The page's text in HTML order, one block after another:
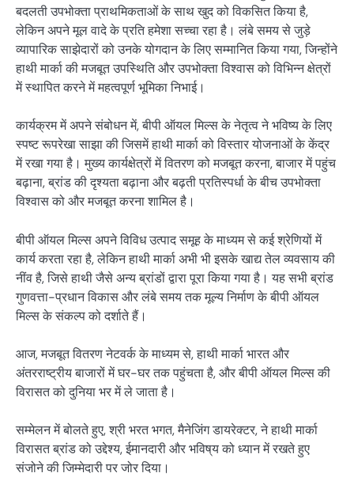
बदलती उपभोक्ता प्राथमिकताओं के साथ खुद को विकसित किया है,
लेकिन अपने मूल वादे के प्रति हमेशा सच्चा रहा है। लंबे समय से जुड़े
व्यापारिक साझेदारों को उनके योगदान के लिए सम्मानित किया गया, जिन्होंने
हाथी मार्का की मजबूत उपस्थिति और उपभोक्ता विश्वास को विभिन्न क्षेत्रों
में स्थापित करने में महत्वपूर्ण भूमिका निभाई।
कार्यक्रम में अपने संबोधन में, बीपी ऑयल मिल्स के नेतृत्व ने भविष्य के लिए
स्पष्ट रूपरेखा साझा की जिसमें हाथी मार्का को विस्तार योजनाओं के केंद्र
में रखा गया है। मुख्य कार्यक्षेत्रों में वितरण को मजबूत करना, बाजार में पहुंच
बढ़ाना, ब्रांड की दृश्यता बढ़ाना और बढ़ती प्रतिस्पर्धा के बीच उपभोक्ता
विश्वास को और मजबूत करना शामिल है।
बीपी ऑयल मिल्स अपने विविध उत्पाद समूह के माध्यम से कई श्रेणियों में
कार्य करता रहा है, लेकिन हाथी मार्का अभी भी इसके खाद्य तेल व्यवसाय की
नींव है, जिसे हाथी जैसे अन्य ब्रांडों द्वारा पूरा किया गया है। यह सभी ब्रांड
गुणवत्ता-प्रधान विकास और लंबे समय तक मूल्य निर्माण के बीपी ऑयल
मिल्स के संकल्प को दर्शाते हैं।
आज, मजबूत वितरण नेटवर्क के माध्यम से, हाथी मार्का भारत और
अंतरराष्ट्रीय बाजारों में घर-घर तक पहुंचता है, और बीपी ऑयल मिल्स की
विरासत को दुनिया भर में ले जाता है।
सम्मेलन में बोलते हुए, श्री भरत भगत, मैनेजिंग डायरेक्टर, ने हाथी मार्का
विरासत ब्रांड को उद्देश्य, ईमानदारी और भविष्‌य को ध्यान में रखते हुए
संजोने की जिम्मेदारी पर जोर दिया।